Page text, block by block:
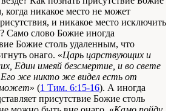
когда никакое место не может
и никакоe место исключить
Само слово Божие иногда
Божие столь удаленным, что
онаго. «Царь царствующих и
Един имеяй безсмертие, и во свете
же никто же видел есть от
может» (1 Тим. 6:15-16). А иногда
присутствие Божие столь